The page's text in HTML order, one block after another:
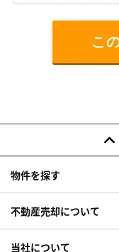
物件を探す
不動産売却について
当社について